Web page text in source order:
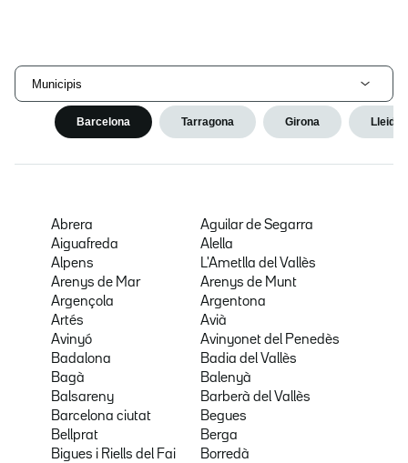
Municipis
Barcelona Tarragona Girona Lleida
Abrera
Aguilar de Segarra
Aiguafreda
Alella
Alpens
L'Ametlla del Vallès
Arenys de Mar
Arenys de Munt
Argençola
Argentona
Artés
Avià
Avinyó
Avinyonet del Penedès
Badalona
Badia del Vallès
Bagà
Balenyà
Balsareny
Barberà del Vallès
Barcelona ciutat
Begues
Bellprat
Berga
Bigues i Riells del Fai
Borredà